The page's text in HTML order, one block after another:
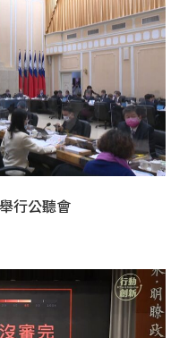
行公聽會